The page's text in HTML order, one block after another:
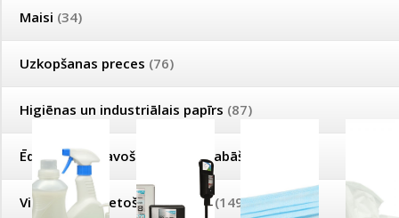
Maisi (34)
Uzkopšanas preces (76)
Higiēnas un industriālais papīrs (87)
Ēdienu pagatavošanai un uzglabāšanai
Vienreizējās lietošanas trauki(149)
Reģistrējies un saņem pastāvīgu atlaidi!
profesionālā
turētāji